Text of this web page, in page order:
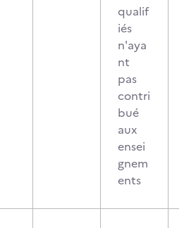
qualif
iés
n'aya
nt
pas
contri
bué
aux
ensei
gnem
ents